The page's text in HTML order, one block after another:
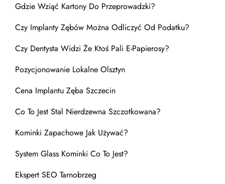
Gdzie Wziąć Kartony Do Przeprowadzki?
Czy Implanty Zębów Można Odliczyć Od Podatku?
Czy Dentysta Widzi Że Ktoś Pali E-Papierosy?
Pozycjonowanie Lokalne Olsztyn
Cena Implantu Zęba Szczecin
Co To Jest Stal Nierdzewna Szczotkowana?
Kominki Zapachowe Jak Używać?
System Glass Kominki Co To Jest?
Ekspert SEO Tarnobrzeg